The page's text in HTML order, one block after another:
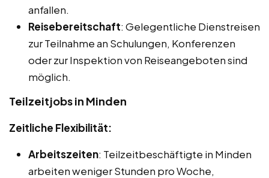
anfallen.
Reisebereitschaft: Gelegentliche Dienstreisen
zur Teilnahme an Schulungen, Konferenzen
oder zur Inspektion von Reiseangeboten sind
möglich.
Teilzeitjobs in Minden
Zeitliche Flexibilität:
Arbeitszeiten: Teilzeitbeschäftigte in Minden
arbeiten weniger Stunden pro Woche,